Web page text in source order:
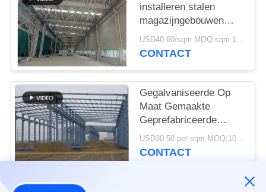
installeren stalen
magazijngebouwen
Milieuvriendelijke
opslagoplossingen
USD40-60/sqm MOQ:sqm 1000
CONTACT
Gegalvaniseerde Op
Maat Gemaakte
Geprefabriceerde
Stalen Constructie
Frame Bouw Levering
USD30-50 per sqm MOQ:1000 vierkante meter
CONTACT